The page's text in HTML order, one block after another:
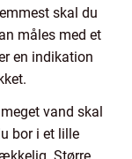
skal du
måles med et
en indikation
vand skal
bor i et lille